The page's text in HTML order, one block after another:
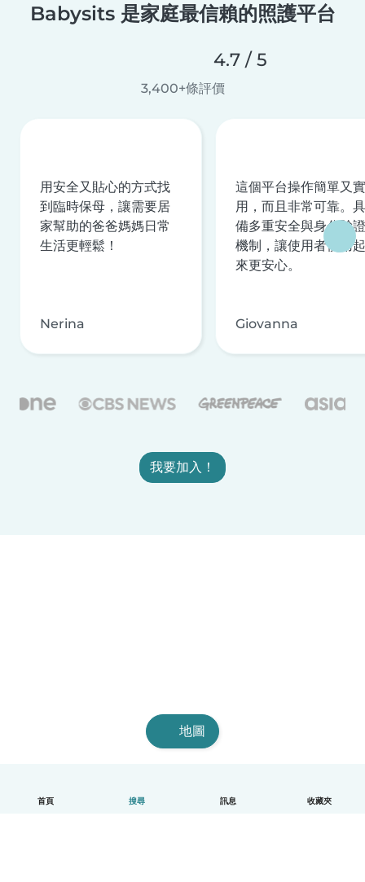
首頁 搜尋 訊息 收藏夾
Babysits 是家庭最信賴的照護平台
4.7 / 5
3,400+條評價
用安全又貼心的方式找
到臨時保母，讓需要居
家幫助的爸爸媽媽日常
生活更輕鬆！
Nerina
這個平台操作簡單又實
用，而且非常可靠。具
備多重安全與身分驗證
機制，讓使用者使用起
來更安心。
Giovanna
我要加入！
地圖